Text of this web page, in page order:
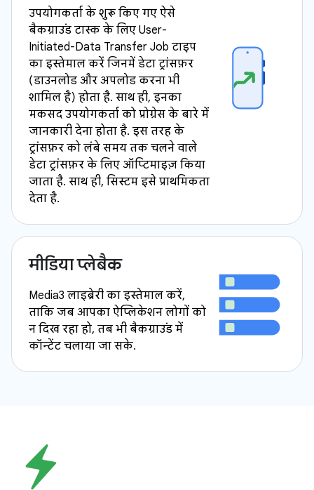
उपयोगकर्ता के शुरू किए गए ऐसे
बैकग्राउंड टास्क के लिए User-
Initiated-Data Transfer Job टाइप
का इस्तेमाल करें जिनमें डेटा ट्रांसफ़र
(डाउनलोड और अपलोड करना भी
शामिल है) होता है. साथ ही, इनका
मकसद उपयोगकर्ता को प्रोग्रेस के बारे में
जानकारी देना होता है. इस तरह के
ट्रांसफ़र को लंबे समय तक चलने वाले
डेटा ट्रांसफ़र के लिए ऑप्टिमाइज़ किया
जाता है. साथ ही, सिस्टम इसे प्राथमिकता
देता है.
मीडिया प्लेबैक
Media3 लाइब्रेरी का इस्तेमाल करें,
ताकि जब आपका ऐप्लिकेशन लोगों को
न दिख रहा हो, तब भी बैकग्राउंड में
कॉन्टेंट चलाया जा सके.